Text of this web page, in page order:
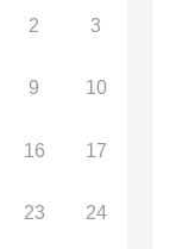
2 3
9 10
16 17
23 24